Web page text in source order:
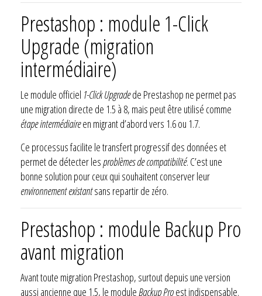
Prestashop : module 1-Click
Upgrade (migration
intermédiaire)
Le module officiel 1-Click Upgradede Prestashop ne permet pas
une migration directe de 1.5 à 8, mais peut être utilisé comme
étape intermédiaireen migrant d’abord vers 1.6 ou 1.7.
Ce processus facilite le transfert progressif des données et
permet de détecter lesproblèmes de compatibilité. C’est une
bonne solution pour ceux qui souhaitent conserver leur
environnement existantsans repartir de zéro.
Prestashop : module Backup Pro
avant migration
Avant toute migration Prestashop, surtout depuis une version
aussi ancienne que 1.5, le moduleBackup Proest indispensable.